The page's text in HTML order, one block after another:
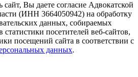
Вы даете согласие Адвокатской
(ИНН 3664050942) на обработку
данных, собираемых
статистики посетителей веб-сайтов,
посещений сайта в соответствии с
данных.